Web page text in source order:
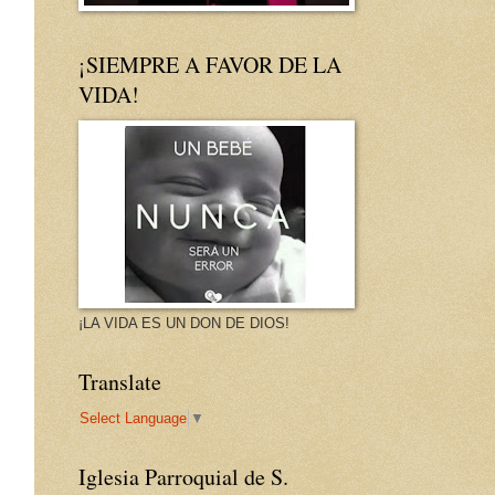
¡SIEMPRE A FAVOR DE LA
VIDA!
¡LA VIDA ES UN DON DE DIOS!
Translate
Select Language ▼
Iglesia Parroquial de S.